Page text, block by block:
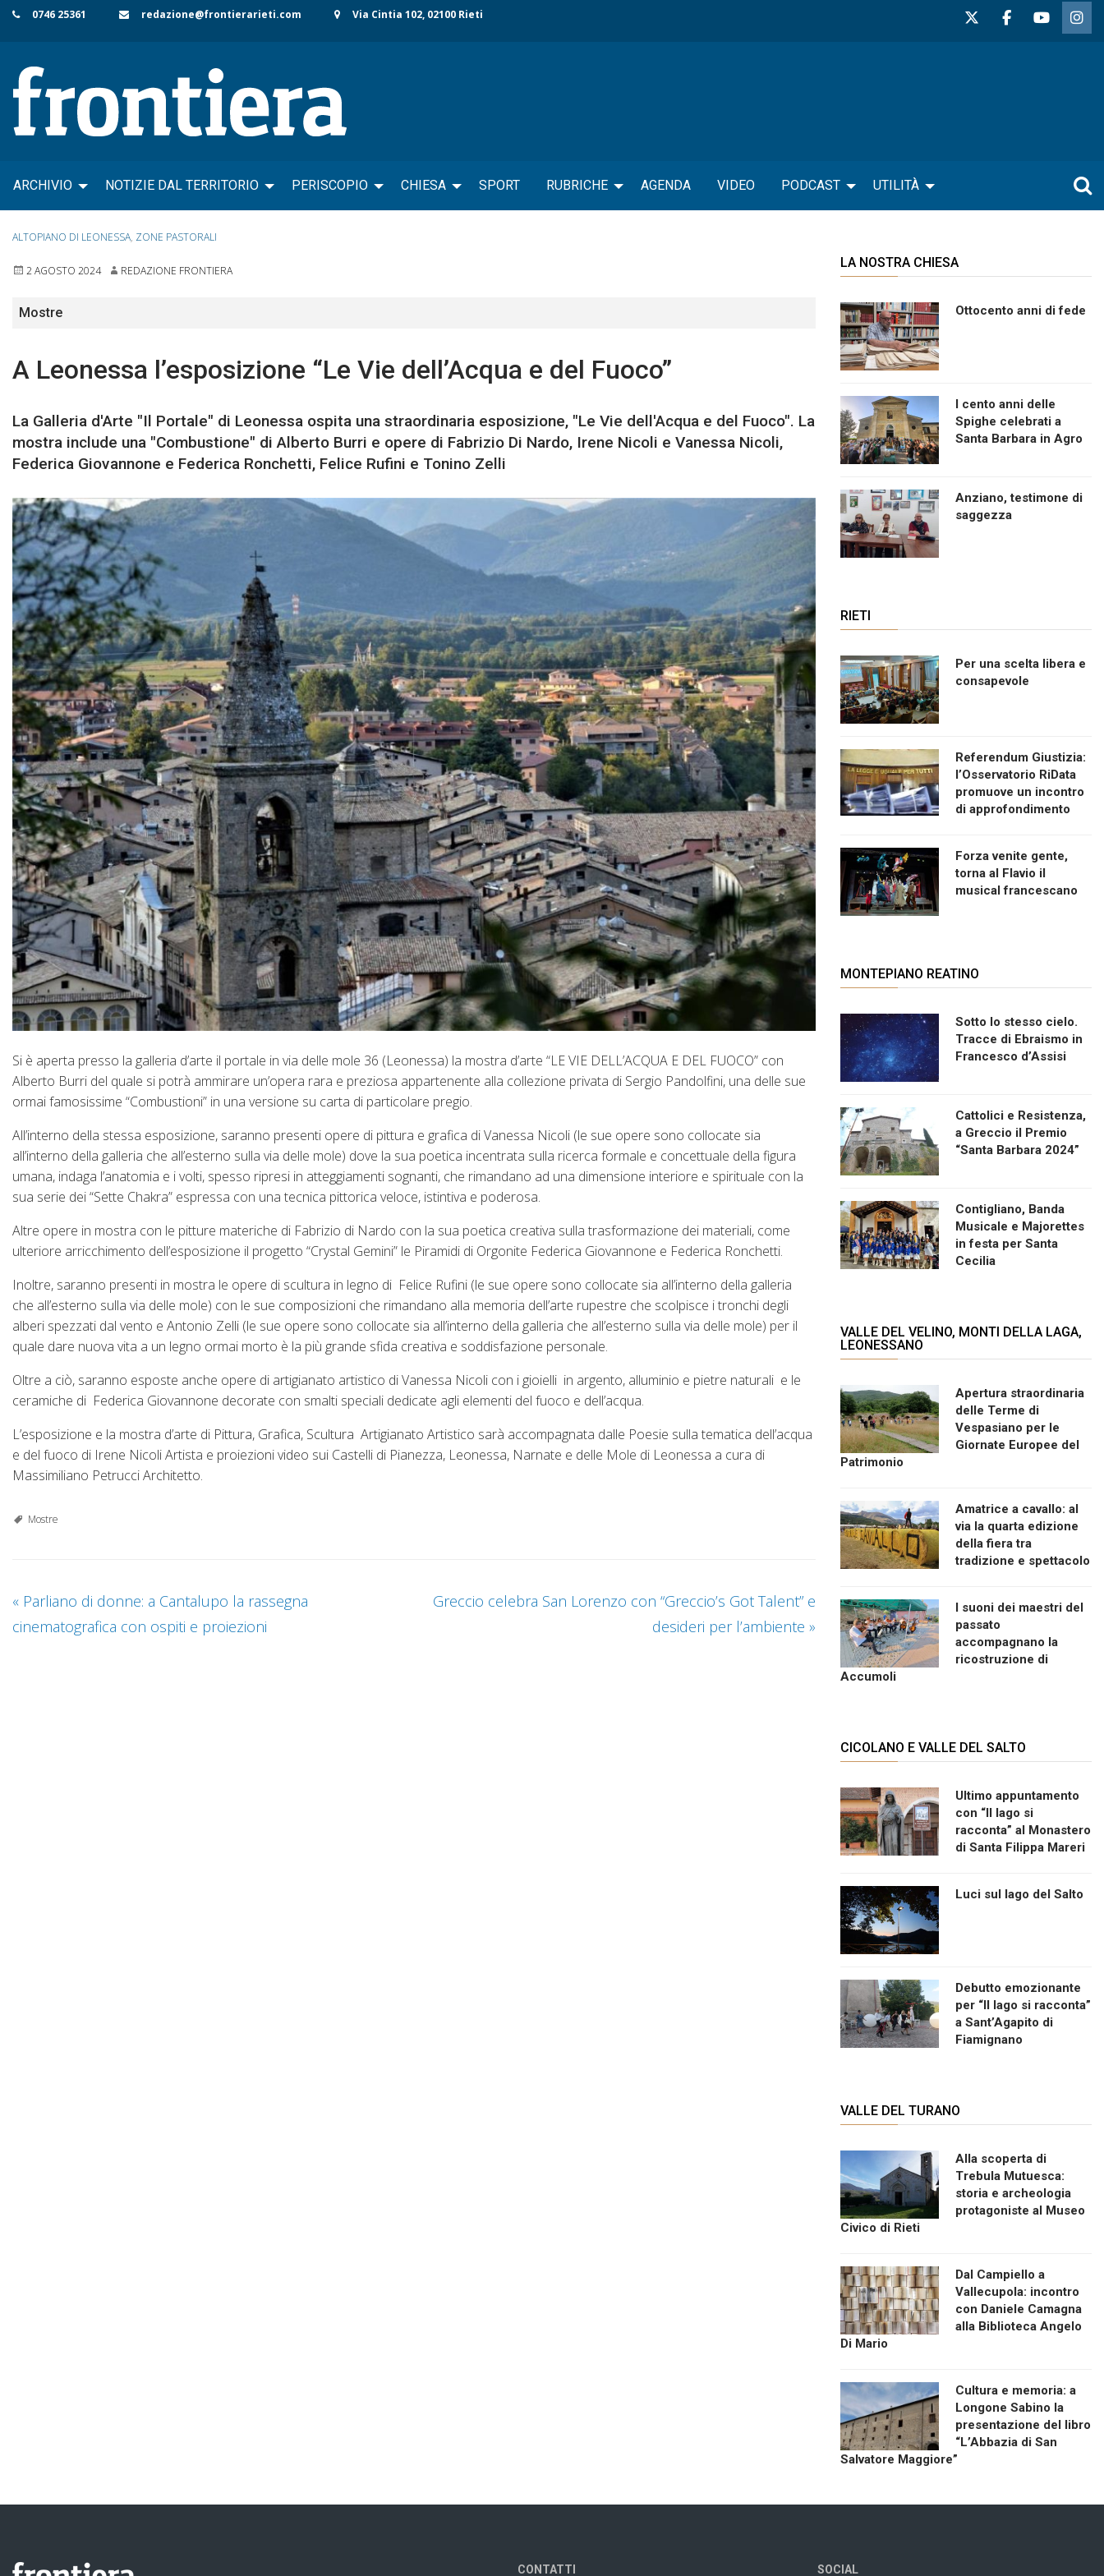
Skip
content
0746 25361 redazione@frontierarieti.com Via Cintia 102, 02100 Rieti
ARCHIVIO NOTIZIE DAL TERRITORIO PERISCOPIO CHIESA SPORT RUBRICHE AGENDA VIDEO PODCAST UTILITÀ
ALTOPIANO DI LEONESSA, ZONE PASTORALI
2 AGOSTO 2024 REDAZIONE FRONTIERA
Mostre
A Leonessa l’esposizione “Le Vie dell’Acqua e del Fuoco”
La Galleria d'Arte "Il Portale" di Leonessa ospita una straordinaria esposizione, "Le Vie dell'Acqua e del Fuoco". La
mostra include una "Combustione" di Alberto Burri e opere di Fabrizio Di Nardo, Irene Nicoli e Vanessa Nicoli,
Federica Giovannone e Federica Ronchetti, Felice Rufini e Tonino Zelli
Si è aperta presso la galleria d’arte il portale in via delle mole 36 (Leonessa) la mostra d’arte “LE VIE DELL’ACQUA E DEL FUOCO” con
Alberto Burri del quale si potrà ammirare un’opera rara e preziosa appartenente alla collezione privata di Sergio Pandolfini, una delle sue
ormai famosissime “Combustioni” in una versione su carta di particolare pregio.
All’interno della stessa esposizione, saranno presenti opere di pittura e grafica di Vanessa Nicoli (le sue opere sono collocate sia
all’interno della galleria che all’esterno sulla via delle mole) dove la sua poetica incentrata sulla ricerca formale e concettuale della figura
umana, indaga l’anatomia e i volti, spesso ripresi in atteggiamenti sognanti, che rimandano ad una dimensione interiore e spirituale con la
sua serie dei “Sette Chakra” espressa con una tecnica pittorica veloce, istintiva e poderosa.
Altre opere in mostra con le pitture materiche di Fabrizio di Nardo con la sua poetica creativa sulla trasformazione dei materiali, come
ulteriore arricchimento dell’esposizione il progetto “Crystal Gemini” le Piramidi di Orgonite Federica Giovannone e Federica Ronchetti.
Inoltre, saranno presenti in mostra le opere di scultura in legno di Felice Rufini (le sue opere sono collocate sia all’interno della galleria
che all’esterno sulla via delle mole) con le sue composizioni che rimandano alla memoria dell’arte rupestre che scolpisce i tronchi degli
alberi spezzati dal vento e Antonio Zelli (le sue opere sono collocate sia all’interno della galleria che all’esterno sulla via delle mole) per il
quale dare nuova vita a un legno ormai morto è la più grande sfida creativa e soddisfazione personale.
Oltre a ciò, saranno esposte anche opere di artigianato artistico di Vanessa Nicoli con i gioielli in argento, alluminio e pietre naturali e le
ceramiche di Federica Giovannone decorate con smalti speciali dedicate agli elementi del fuoco e dell’acqua.
L’esposizione e la mostra d’arte di Pittura, Grafica, Scultura Artigianato Artistico sarà accompagnata dalle Poesie sulla tematica dell’acqua
e del fuoco di Irene Nicoli Artista e proiezioni video sui Castelli di Pianezza, Leonessa, Narnate e delle Mole di Leonessa a cura di
Massimiliano Petrucci Architetto.
Mostre
« Parliano di donne: a Cantalupo la rassegna
cinematografica con ospiti e proiezioni
Greccio celebra San Lorenzo con “Greccio’s Got Talent” e
desideri per l’ambiente »
LA NOSTRA CHIESA
Ottocento anni di fede
I cento anni delle
Spighe celebrati a
Santa Barbara in Agro
Anziano, testimone di
saggezza
RIETI
Per una scelta libera e
consapevole
Referendum Giustizia:
l’Osservatorio RiData
promuove un incontro
di approfondimento
Forza venite gente,
torna al Flavio il
musical francescano
MONTEPIANO REATINO
Sotto lo stesso cielo.
Tracce di Ebraismo in
Francesco d’Assisi
Cattolici e Resistenza,
a Greccio il Premio
“Santa Barbara 2024”
Contigliano, Banda
Musicale e Majorettes
in festa per Santa
Cecilia
VALLE DEL VELINO, MONTI DELLA LAGA,
LEONESSANO
Apertura straordinaria
delle Terme di
Vespasiano per le
Giornate Europee del
Patrimonio
Amatrice a cavallo: al
via la quarta edizione
della fiera tra
tradizione e spettacolo
I suoni dei maestri del
passato
accompagnano la
ricostruzione di
Accumoli
CICOLANO E VALLE DEL SALTO
Ultimo appuntamento
con “Il lago si
racconta” al Monastero
di Santa Filippa Mareri
Luci sul lago del Salto
Debutto emozionante
per “Il lago si racconta”
a Sant’Agapito di
Fiamignano
VALLE DEL TURANO
Alla scoperta di
Trebula Mutuesca:
storia e archeologia
protagoniste al Museo
Civico di Rieti
Dal Campiello a
Vallecupola: incontro
con Daniele Camagna
alla Biblioteca Angelo
Di Mario
Cultura e memoria: a
Longone Sabino la
presentazione del libro
“L’Abbazia di San
Salvatore Maggiore”
CONTATTI SOCIAL